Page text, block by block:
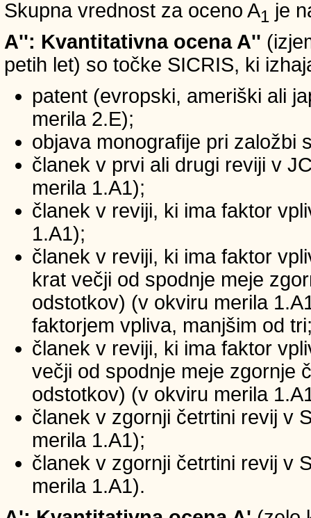
Skupna vrednost za oceno A1 je
A'': Kvantitativna ocena A''
petih let) so točke SICRIS, ki
patent (evropski, ameriški ali
merila 2.E);
objava monografije pri založbi
članek v prvi ali drugi reviji v
merila 1.A1);
članek v reviji, ki ima faktor
1.A1);
članek v reviji, ki ima faktor
krat večji od spodnje meje
odstotkov) (v okviru merila
faktorjem vpliva, manjšim od
članek v reviji, ki ima faktor
večji od spodnje meje zgornje
odstotkov) (v okviru merila
članek v zgornji četrtini revij v
merila 1.A1);
članek v zgornji četrtini revij v
merila 1.A1).